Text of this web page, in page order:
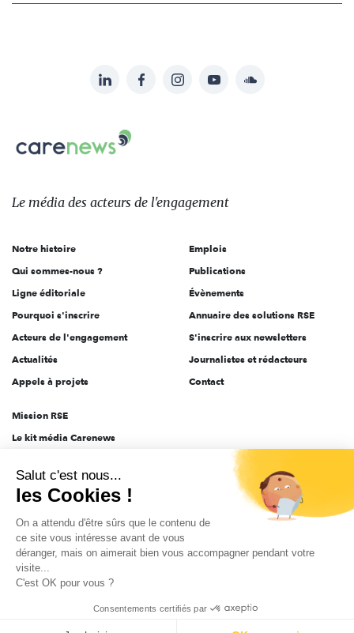
sur:
LinkedInFacebookInstagramYouTubeSoundcloud
Carenews,
Le
des
l'engagement
Le média des acteurs de l'engagement
Notre histoire
Qui sommes-nous ?
Ligne éditoriale
Pourquoi s'inscrire
Acteurs de l'engagement
Actualités
Appels à projets
Emplois
Publications
Évènements
Annuaire des solutions RSE
S'inscrire aux newsletters
Journalistes et rédacteurs
Contact
Mission RSE
Le kit média Carenews
AEF info
Novethic
PRODURABLE
Inclusiv Day
Données personnelles Mentions légales 2025-2026 Tout droits réservés
Salut c'est nous...
les Cookies !
On a attendu d'être sûrs que le contenu de
ce site vous intéresse avant de vous
déranger, mais on aimerait bien vous accompagner pendant votre
visite...
C'est OK pour vous ?
Consentements certifiés par